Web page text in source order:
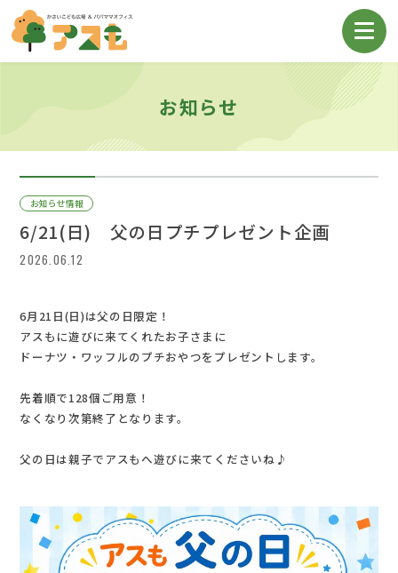
お知らせ
お知らせ情報
6/21(日) 父の日プチプレゼント企画
2026.06.12
6月21日(日)は父の日限定！
アスもに遊びに来てくれたお子さまに
ドーナツ・ワッフルのプチおやつをプレゼントします。
先着順で128個ご用意！
なくなり次第終了となります。
父の日は親子でアスもへ遊びに来てくださいね♪